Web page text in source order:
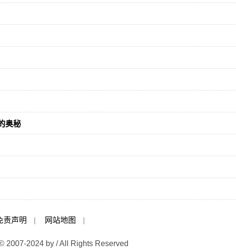
奥秘
责声明 | 网站地图
|
2007-2024 by / All Rights Reserved